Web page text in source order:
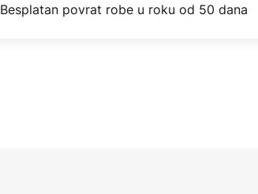
Besplatan povrat robe u roku od 50 dana